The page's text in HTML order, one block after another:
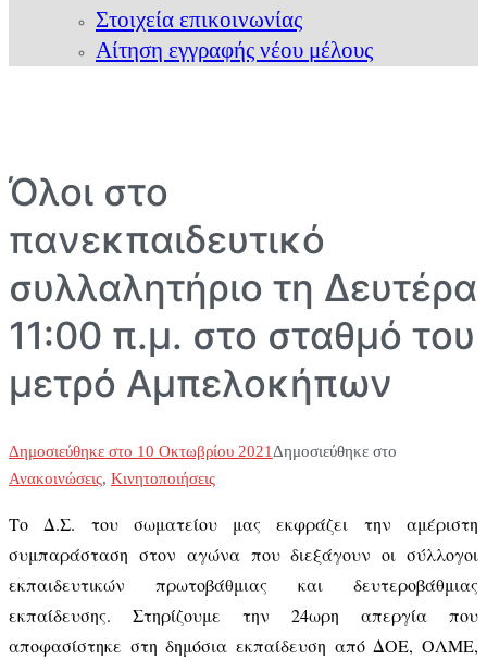
Στοιχεία επικοινωνίας
Αίτηση εγγραφής νέου μέλους
Όλοι στο
πανεκπαιδευτικό
συλλαλητήριο τη Δευτέρα
11:00 π.μ. στο σταθμό του
μετρό Αμπελοκήπων
Δημοσιεύθηκε στο 10 Οκτωβρίου 2021Δημοσιεύθηκε στο
Ανακοινώσεις, Κινητοποιήσεις
Το Δ.Σ. του σωματείου μας εκφράζει την αμέριστη
συμπαράσταση στον αγώνα που διεξάγουν οι σύλλογοι
εκπαιδευτικών πρωτοβάθμιας και δευτεροβάθμιας
εκπαίδευσης. Στηρίζουμε την 24ωρη απεργία που
αποφασίστηκε στη δημόσια εκπαίδευση από ΔΟΕ, ΟΛΜΕ,